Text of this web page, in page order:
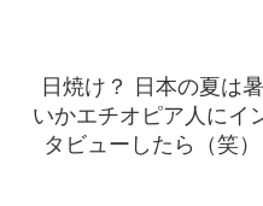
日焼け？ 日本の夏は暑
いかエチオピア人にイ
タビューしたら（笑）